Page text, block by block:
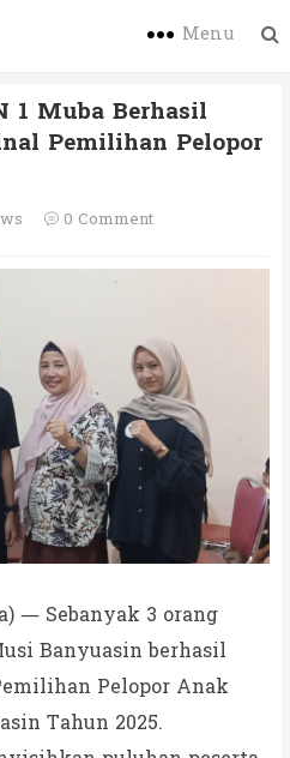
Menu
1 Muba Berhasil
Pemilihan Pelopor
0 Comment
— Sebanyak 3 orang
Banyuasin berhasil
Pelopor Anak
Tahun 2025.